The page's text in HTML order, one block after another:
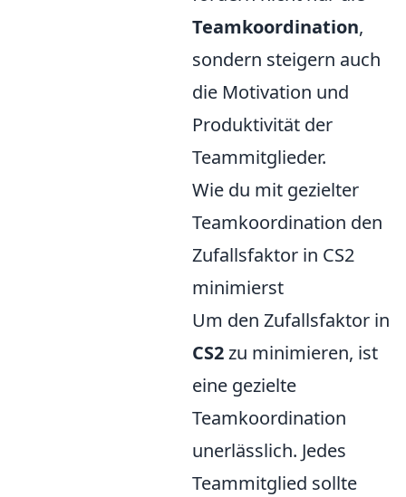
Teamkoordination,
sondern steigern auch
die Motivation und
Produktivität der
Teammitglieder.
Wie du mit gezielter
Teamkoordination den
Zufallsfaktor in CS2
minimierst
Um den Zufallsfaktor in
CS2zu minimieren, ist
eine gezielte
Teamkoordination
unerlässlich. Jedes
Teammitglied sollte